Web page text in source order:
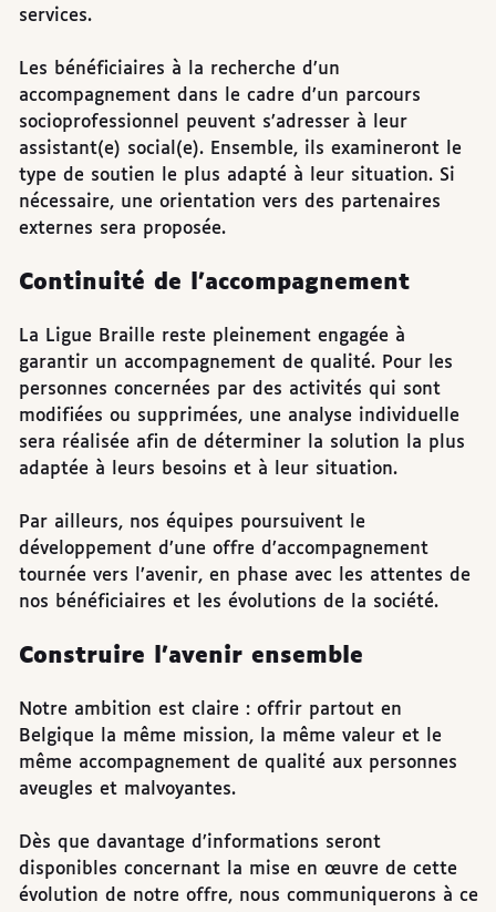
services.
Les bénéficiaires à la recherche d’un
accompagnement dans le cadre d’un parcours
socioprofessionnel peuvent s’adresser à leur
assistant(e) social(e). Ensemble, ils examineront le
type de soutien le plus adapté à leur situation. Si
nécessaire, une orientation vers des partenaires
externes sera proposée.
Continuité de l’accompagnement
La Ligue Braille reste pleinement engagée à
garantir un accompagnement de qualité. Pour les
personnes concernées par des activités qui sont
modifiées ou supprimées, une analyse individuelle
sera réalisée afin de déterminer la solution la plus
adaptée à leurs besoins et à leur situation.
Par ailleurs, nos équipes poursuivent le
développement d’une offre d’accompagnement
tournée vers l’avenir, en phase avec les attentes de
nos bénéficiaires et les évolutions de la société.
Construire l’avenir ensemble
Notre ambition est claire : offrir partout en
Belgique la même mission, la même valeur et le
même accompagnement de qualité aux personnes
aveugles et malvoyantes.
Dès que davantage d’informations seront
disponibles concernant la mise en œuvre de cette
évolution de notre offre, nous communiquerons à ce